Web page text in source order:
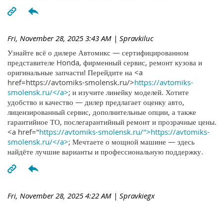
Fri, November 28, 2025 3:43 AM | Spravkiluc
Узнайте всё о дилере Автомикс — сертифицированном
представителе Honda, фирменный сервис, ремонт кузова и
оригинальные запчасти! Перейдите на <a
href=https://avtomiks-smolensk.ru/>https://avtomiks-
smolensk.ru/</a>; и изучите линейку моделей. Хотите
удобство и качество — дилер предлагает оценку авто,
лицензированный сервис, дополнительные опции, а также
гарантийное ТО, послегарантийный ремонт и прозрачные цены.
<a href="https://avtomiks-smolensk.ru/">https://avtomiks-
smolensk.ru/</a>; Мечтаете о мощной машине — здесь
найдёте лучшие варианты и профессиональную поддержку.
Fri, November 28, 2025 4:22 AM | Spravkiegx